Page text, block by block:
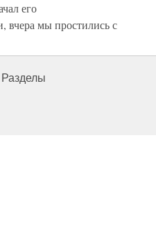
его
вчера мы простились с
Разделы